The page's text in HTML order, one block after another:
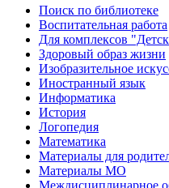
Поиск по библиотеке
Воспитательная работа
Для комплексов
Здоровый образ жизни
Изобразительное
Иностранный язык
Информатика
История
Логопедия
Математика
Материалы для
Материалы МО
Междисциплинарное